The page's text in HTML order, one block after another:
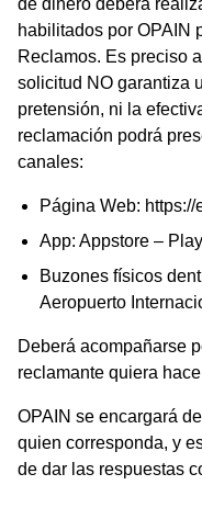
de dinero deberá
habilitados por OPAIN
Reclamos. Es preciso
solicitud NO garantiza
pretensión, ni la
reclamación podrá
canales:
Página Web:
App: Appstore –
Buzones físicos
Aeropuerto
Deberá acompañarse
reclamante quiera
OPAIN se encargará
quien corresponda, y
de dar las respuestas